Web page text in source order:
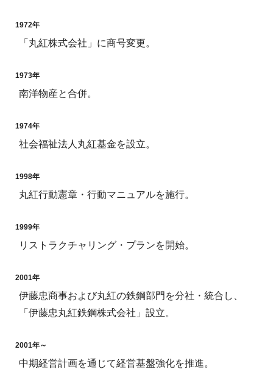
1972年
「丸紅株式会社」に商号変更。
1973年
南洋物産と合併。
1974年
社会福祉法人丸紅基金を設立。
1998年
丸紅行動憲章・行動マニュアルを施行。
1999年
リストラクチャリング・プランを開始。
2001年
伊藤忠商事および丸紅の鉄鋼部門を分社・統合し、
「伊藤忠丸紅鉄鋼株式会社」設立。
2001年～
中期経営計画を通じて経営基盤強化を推進。